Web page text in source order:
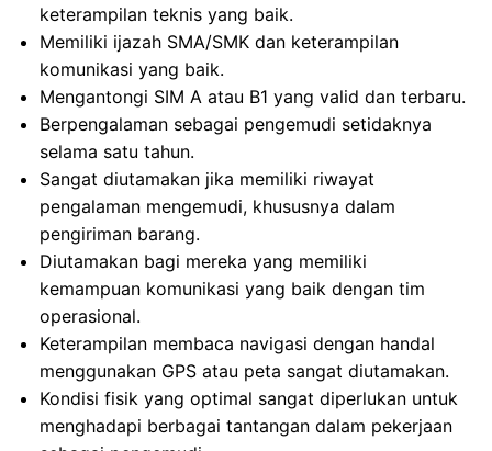
keterampilan teknis yang baik.
Memiliki ijazah SMA/SMK dan keterampilan
komunikasi yang baik.
Mengantongi SIM A atau B1 yang valid dan terbaru.
Berpengalaman sebagai pengemudi setidaknya
selama satu tahun.
Sangat diutamakan jika memiliki riwayat
pengalaman mengemudi, khususnya dalam
pengiriman barang.
Diutamakan bagi mereka yang memiliki
kemampuan komunikasi yang baik dengan tim
operasional.
Keterampilan membaca navigasi dengan handal
menggunakan GPS atau peta sangat diutamakan.
Kondisi fisik yang optimal sangat diperlukan untuk
menghadapi berbagai tantangan dalam pekerjaan